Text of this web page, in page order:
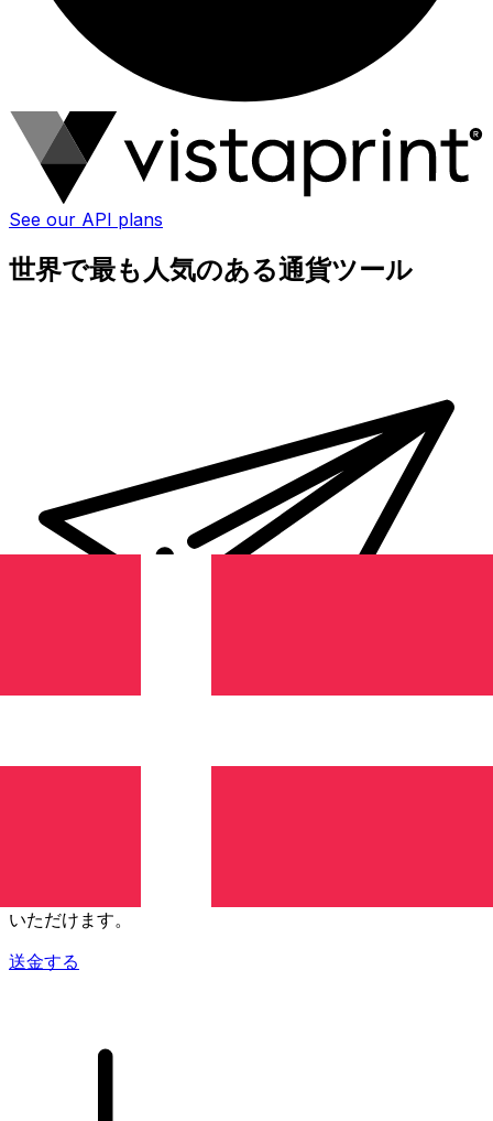
See our API plans
世界で最も人気のある通貨ツール
いただけます。
送金する